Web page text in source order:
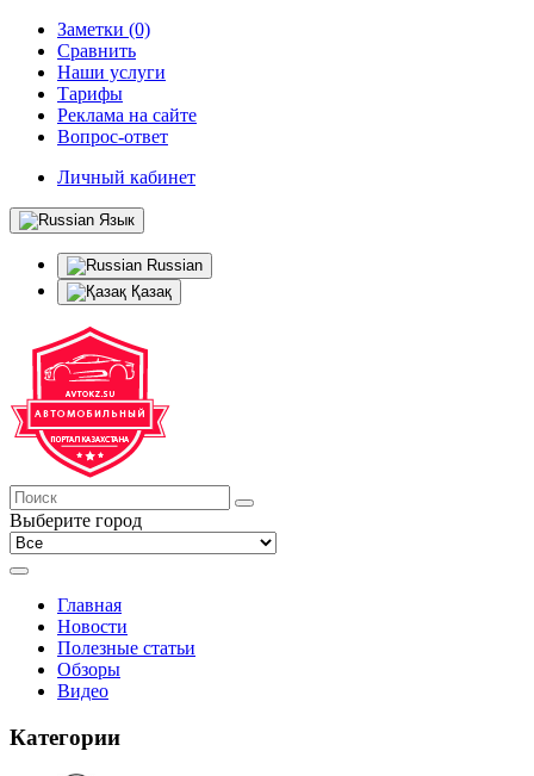
Заметки (0)
Сравнить
Наши услуги
Тарифы
Реклама на сайте
Вопрос-ответ
Личный кабинет
Язык
Russian
Қазақ
Выберите город
Главная
Новости
Полезные статьи
Обзоры
Видео
Категории